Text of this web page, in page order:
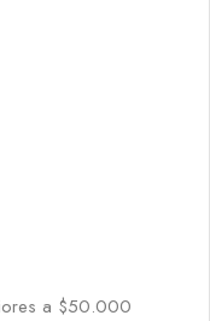
a $50.000